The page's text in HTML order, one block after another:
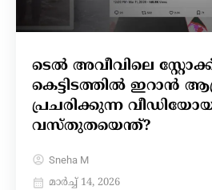
ടെൽ അവീവിലെ സ്റ്റോക്ക്
കെട്ടിടത്തിൽ ഇറാൻ
പ്രചരിക്കുന്ന
വസ്തുതയെന്ത്?
Sneha M
മാർച്ച്‌ 14, 2026